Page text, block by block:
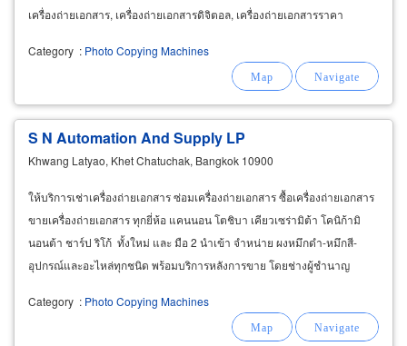
เครื่องถ่ายเอกสาร, เครื่องถ่ายเอกสารดิจิตอล, เครื่องถ่ายเอกสารราคา
Category : Photo Copying Machines
S N Automation And Supply LP
Khwang Latyao, Khet Chatuchak, Bangkok 10900
ให้บริการเช่าเครื่องถ่ายเอกสาร ซ่อมเครื่องถ่ายเอกสาร ซื้อเครื่องถ่ายเอกสาร
ขายเครื่องถ่ายเอกสาร ทุกยี่ห้อ แคนนอน โตชิบา เคียวเซร่ามิต้า โคนิก้ามิ
นอนต้า ชาร์ป ริโก้ ทั้งใหม่ และ มือ 2 นำเข้า จำหน่าย ผงหมึกดำ-หมึกสี-
อุปกรณ์และอะไหล่ทุกชนิด พร้อมบริการหลังการขาย โดยช่างผู้ชำนาญ
Category : Photo Copying Machines